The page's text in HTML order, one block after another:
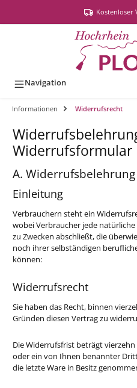
Kostenloser
Navigation
Informationen Widerrufsrecht
Widerrufsformular
A. Widerrufsbelehrung
Einleitung
Verbrauchern steht ein
wobei Verbraucher jede
zu Zwecken abschließt, die
noch ihrer selbständigen
können:
Widerrufsrecht
Sie haben das Recht, binnen
Gründen diesen Vertrag zu
Die Widerrufsfrist beträgt vierzehn
oder ein von Ihnen benannter
die letzte Ware in Besitz